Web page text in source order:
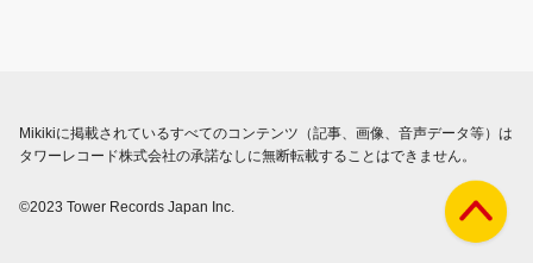
Mikikiに掲載されているすべてのコンテンツ（記事、画像、音声データ等）は
タワーレコード株式会社の承諾なしに無断転載することはできません。
©2023 Tower Records Japan Inc.